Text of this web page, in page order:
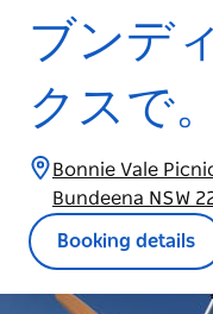
ブンデ
クスで。
Bonnie Vale
Bundeena NSW
Booking details